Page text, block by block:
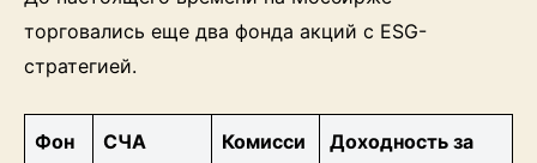
торговались еще два фонда акций с ESG-
стратегией.
Фон
СЧА
Комисси
Доходность за